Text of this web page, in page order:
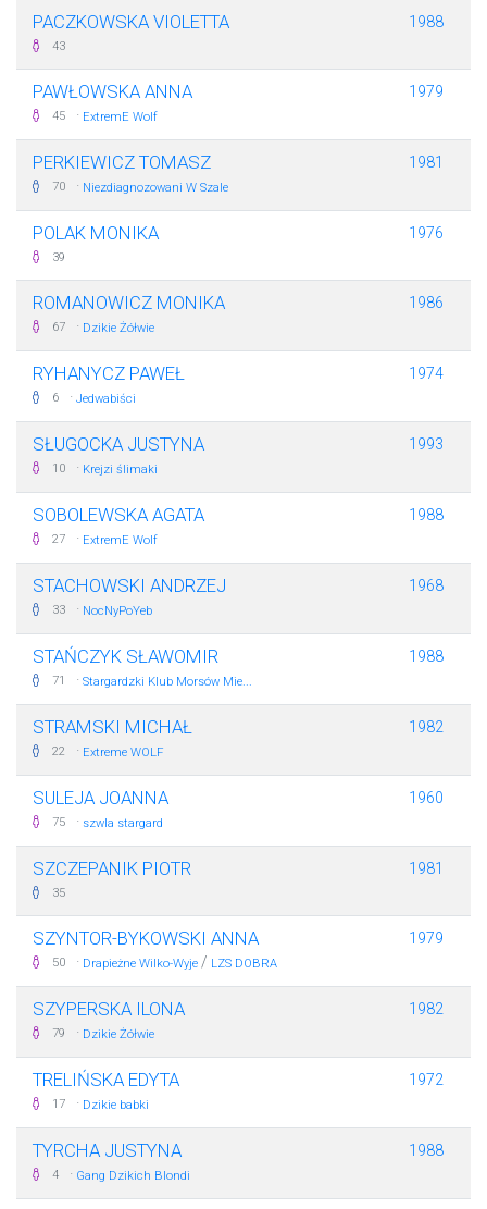
PACZKOWSKA VIOLETTA
43
1988
PAWŁOWSKA ANNA
45 · ExtremE Wolf
1979
PERKIEWICZ TOMASZ
70 · Niezdiagnozowani W Szale
1981
POLAK MONIKA
39
1976
ROMANOWICZ MONIKA
67 · Dzikie Żółwie
1986
RYHANYCZ PAWEŁ
6 · Jedwabiści
1974
SŁUGOCKA JUSTYNA
10 · Krejzi ślimaki
1993
SOBOLEWSKA AGATA
27 · ExtremE Wolf
1988
STACHOWSKI ANDRZEJ
33 · NocNyPoYeb
1968
STAŃCZYK SŁAWOMIR
71 · Stargardzki Klub Morsów Mie...
1988
STRAMSKI MICHAŁ
22 · Extreme WOLF
1982
SULEJA JOANNA
75 · szwla stargard
1960
SZCZEPANIK PIOTR
35
1981
SZYNTOR-BYKOWSKI ANNA
50 · Drapieżne Wilko-Wyje / LZS DOBRA
1979
SZYPERSKA ILONA
79 · Dzikie Żółwie
1982
TRELIŃSKA EDYTA
17 · Dzikie babki
1972
TYRCHA JUSTYNA
4 · Gang Dzikich Blondi
1988